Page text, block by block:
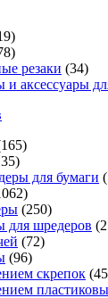
резаки (34)
аксессуары
для бумаги
(250)
для шредеров
(72)
(96)
скрепок